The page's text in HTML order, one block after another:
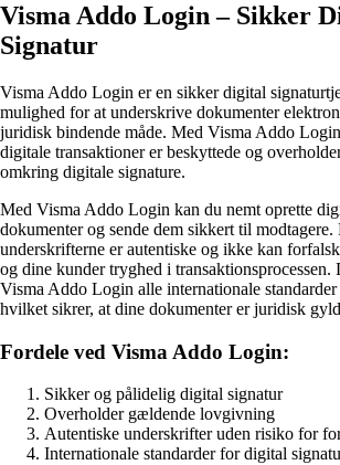
Visma Addo Login – Sikker
Signatur
Visma Addo Login er en sikker digital
mulighed for at underskrive dokumenter
juridisk bindende måde. Med Visma Addo
digitale transaktioner er beskyttede og
omkring digitale signature.
Med Visma Addo Login kan du nemt oprette
dokumenter og sende dem sikkert til modtagere.
underskrifterne er autentiske og ikke kan
og dine kunder tryghed i
Visma Addo Login alle internationale
hvilket sikrer, at dine dokumenter er juridisk
Fordele ved Visma Addo Login:
Sikker og pålidelig digital signatur
Overholder gældende lovgivning
Autentiske underskrifter uden risiko for
Internationale standarder for digital